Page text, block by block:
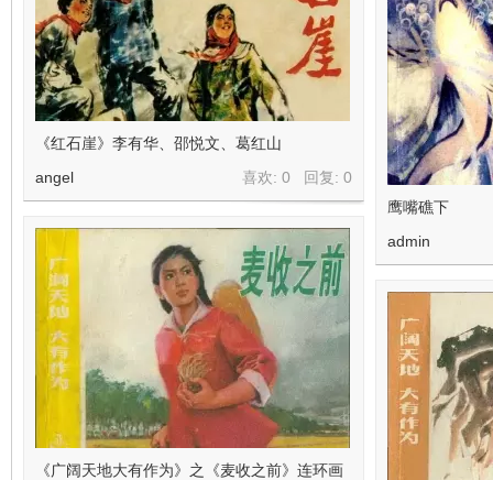
《红石崖》李有华、邵悦文、葛红山
喜欢: 0 回复: 0
angel
鹰嘴礁下
admin
《广阔天地大有作为》之《麦收之前》连环画